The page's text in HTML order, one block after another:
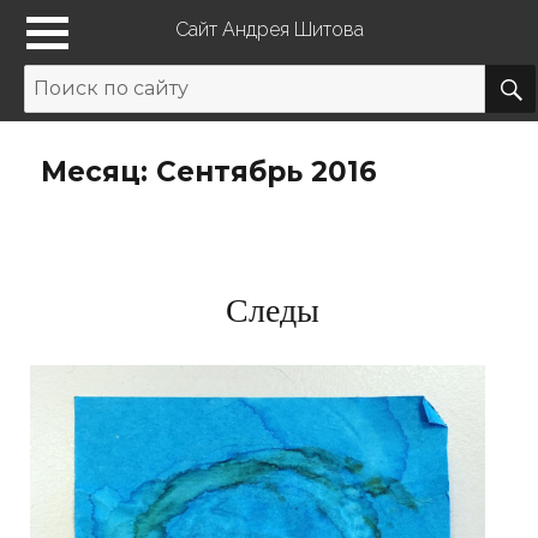
Сайт Андрея Шитова
Месяц: Сентябрь 2016
Следы